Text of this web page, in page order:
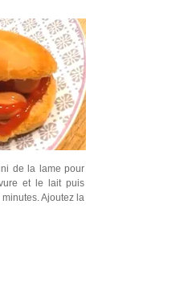
de la lame pour
et le lait puis
Ajoutez la